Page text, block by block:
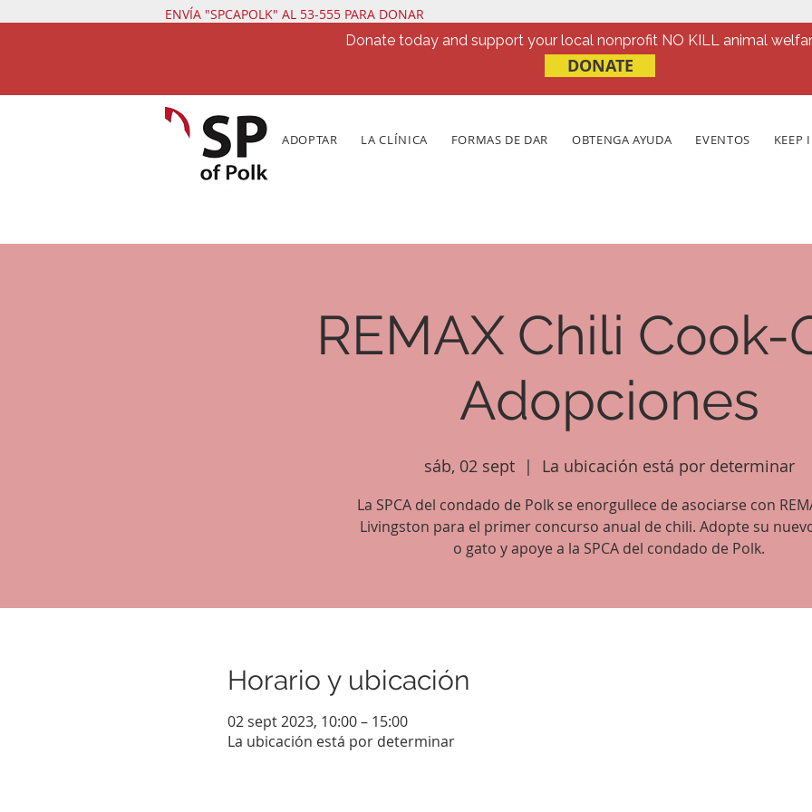
ENVÍA "SPCAPOLK" AL 53-555 PARA DONAR
Donate today and support your local nonprofit NO KILL animal
DONATE
ADOPTAR LA CLÍNICA FORMAS DE DAR OBTENGA AYUDA EVENTOS KEEP
REMAX Chili Cook-
Adopciones
sáb, 02 sept
  |
La ubicación está por determinar
La SPCA del condado de Polk se enorgullece de asociarse con
Livingston para el primer concurso anual de chili. Adopte su
o gato y apoye a la SPCA del condado de Polk.
Horario y ubicación
02 sept 2023, 10:00 – 15:00
La ubicación está por determinar